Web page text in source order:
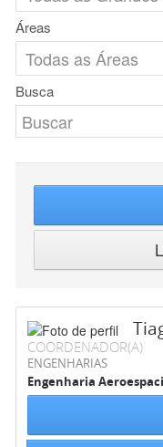
Áreas
Busca
COORDENADOR(A)
ENGENHARIAS
Engenharia